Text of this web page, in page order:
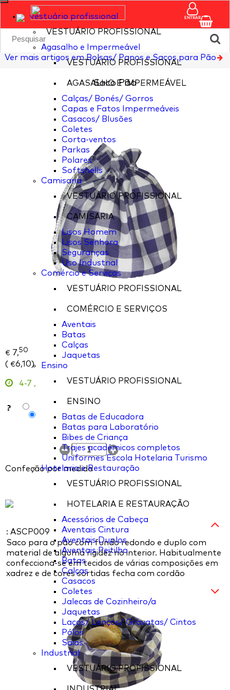
vestuário profissional
VESTUÁRIO PROFISSIONAL
Agasalho e Impermeável
VESTUÁRIO PROFISSIONAL
AGASALHO E IMPERMEÁVEL
Calças/ Bonés/ Gorros
Capas e Fatos Impermeáveis
Casacos/ Blusões
Coletes
Corta-ventos
Parkas
Polares
Softshells
Camisaria
VESTUÁRIO PROFISSIONAL
CAMISARIA
Lisos Homem
Lisos Senhora
Seguranças
Uso Industrial
Comércio e Serviços
VESTUÁRIO PROFISSIONAL
COMÉRCIO E SERVIÇOS
Aventais
Batas
Calças
Jaquetas
Ensino
VESTUÁRIO PROFISSIONAL
ENSINO
Batas de Educadora
Batas para Laboratório
Bibes de Criança
Trajes académicos completos
Uniformes Escola Hotelaria Turismo
Hotelaria e Restauração
VESTUÁRIO PROFISSIONAL
HOTELARIA E RESTAURAÇÃO
Acessórios de Cabeça
Aventais Cintura
Aventais Duplos
Aventais Peitilho
Batas
Calças
Casacos
Coletes
Jalecas de Cozinheiro/a
Jaquetas
Laços/ Lenços/ Gravatas/ Cintos
Pólos
Saias
Industrial
VESTUÁRIO PROFISSIONAL
ENTRAR
Ver mais artigos em Bolsas/ Panos e Sacos para Pão
Saco Pão
€ 7,50
( €6,10)
4-7 ,
?
Confeção por medida
: ASCP009
Saco para o pão com fundo redondo e duplo com
material de alguma rigidez no interior. Habitualmente
confecciona-se em tecidos de várias composições em
xadrez e de cores sortidas fecha com cordão